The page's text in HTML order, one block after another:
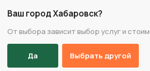
Ваш город Хабаровск?
От выбора зависит выбор услуг и
Да Выбрать другой